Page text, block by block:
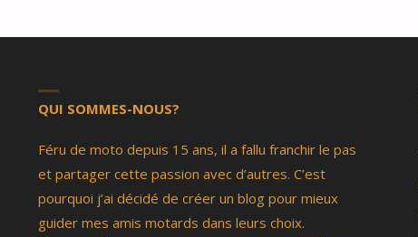
QUI SOMMES-NOUS?
Féru de moto depuis 15 ans, il a fallu franchir le pas
et partager cette passion avec d’autres. C’est
pourquoi j’ai décidé de créer un blog pour mieux
guider mes amis motards dans leurs choix.